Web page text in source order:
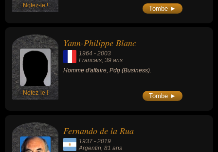
Notez-le ! Tombe ►
Notez-le !
Yann-Philippe Blanc
1964 - 2003
Francais, 39 ans
Homme d'affaire, Pdg (Business).
Tombe ►
Fernando de la Rua
1937 - 2019
Argentin, 81 ans